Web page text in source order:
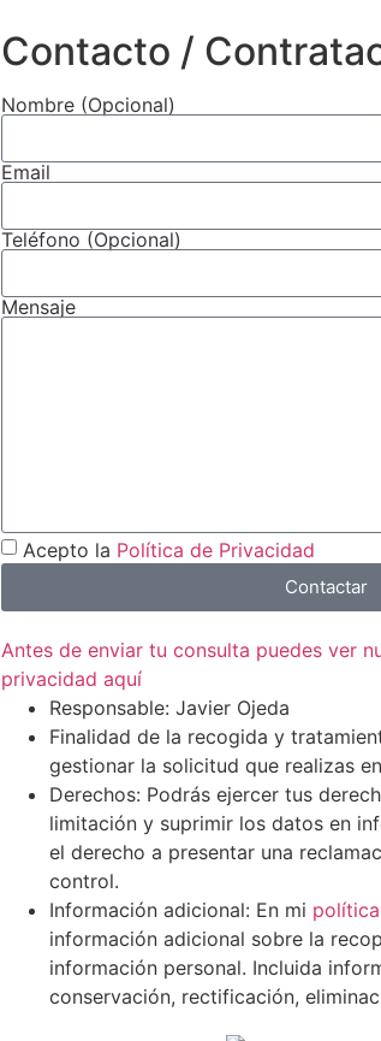
Contacto /
Nombre (Opcional)
Email
Teléfono (Opcional)
Mensaje
Acepto la Política de Privacidad
Contactar
Antes de enviar tu consulta puedes ver
privacidad aquí
Responsable: Javier Ojeda
Finalidad de la recogida y
gestionar la solicitud que realizas
Derechos: Podrás ejercer tus
limitación y suprimir los datos en
el derecho a presentar una
control.
Información adicional: En mi
información adicional sobre la
información personal. Incluida
conservación, rectificación,